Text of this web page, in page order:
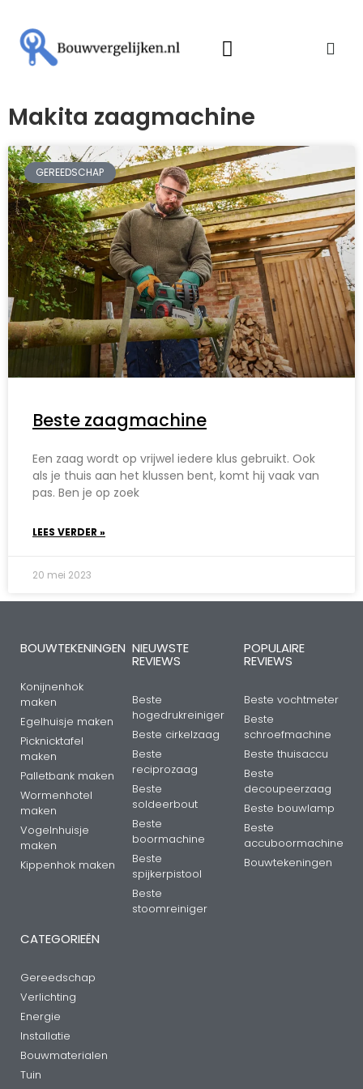
Makita zaagmachine
GEREEDSCHAP
Beste zaagmachine
Een zaag wordt op vrijwel iedere klus gebruikt. Ook
als je thuis aan het klussen bent, komt hij vaak van
pas. Ben je op zoek
LEES VERDER »
20 mei 2023
BOUWTEKENINGEN
Konijnenhok
maken
Egelhuisje maken
Picknicktafel
maken
Palletbank maken
Wormenhotel
maken
Vogelnhuisje
maken
Kippenhok maken
NIEUWSTE
REVIEWS
Beste
hogedrukreiniger
Beste cirkelzaag
Beste
reciprozaag
Beste
soldeerbout
Beste
boormachine
Beste
spijkerpistool
Beste
stoomreiniger
POPULAIRE
REVIEWS
Beste vochtmeter
Beste
schroefmachine
Beste thuisaccu
Beste
decoupeerzaag
Beste bouwlamp
Beste
accuboormachine
Bouwtekeningen
CATEGORIEËN
Gereedschap
Verlichting
Energie
Installatie
Bouwmaterialen
Tuin